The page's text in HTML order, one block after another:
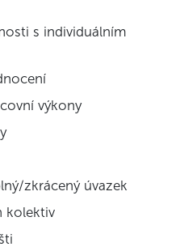
s individuálním
výkony
zkrácený úvazek
kolektiv